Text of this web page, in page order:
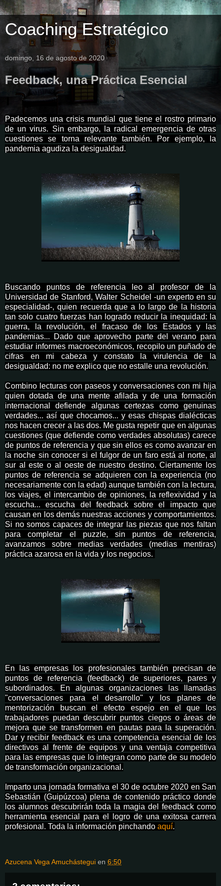
Coaching Estratégico
domingo, 16 de agosto de 2020
Feedback, una Práctica Esencial
Padecemos una crisis mundial que tiene el rostro primario
de un virus. Sin embargo, la radical emergencia de otras
cuestiones se torna relevante también. Por ejemplo, la
pandemia agudiza la desigualdad.
Buscando puntos de referencia leo al profesor de la
Universidad de Stanford, Walter Scheidel -un experto en su
especialidad-, quien recuerda que a lo largo de la historia
tan solo cuatro fuerzas han logrado reducir la inequidad: la
guerra, la revolución, el fracaso de los Estados y las
pandemias... Dado que aprovecho parte del verano para
estudiar informes macroeconómicos, recopilo un puñado de
cifras en mi cabeza y constato la virulencia de la
desigualdad: no me explico que no estalle una revolución.
Combino lecturas con paseos y conversaciones con mi hija
quien dotada de una mente afilada y de una formación
internacional defiende algunas certezas como genuinas
verdades... así que chocamos... y esas chispas dialécticas
nos hacen crecer a las dos. Me gusta repetir que en algunas
cuestiones (que defiende como verdades absolutas) carece
de puntos de referencia y que sin ellos es como avanzar en
la noche sin conocer si el fulgor de un faro está al norte, al
sur al este o al oeste de nuestro destino. Ciertamente los
puntos de referencia se adquieren con la experiencia (no
necesariamente con la edad) aunque también con la lectura,
los viajes, el intercambio de opiniones, la reflexividad y la
escucha... escucha del feedback sobre el impacto que
causan en los demás nuestras acciones y comportamientos.
Si no somos capaces de integrar las piezas que nos faltan
para completar el puzzle, sin puntos de referencia,
avanzamos sobre medias verdades (medias mentiras)
práctica azarosa en la vida y los negocios.
En las empresas los profesionales también precisan de
puntos de referencia (feedback) de superiores, pares y
subordinados. En algunas organizaciones las llamadas
"conversaciones para el desarrollo" y los planes de
mentorización buscan el efecto espejo en el que los
trabajadores puedan descubrir puntos ciegos o áreas de
mejora que se transformen en pautas para la superación.
Dar y recibir feedback es una competencia esencial de los
directivos al frente de equipos y una ventaja competitiva
para las empresas que lo integran como parte de su modelo
de transformación organizacional.
Imparto una jornada formativa el 30 de octubre 2020 en San
Sebastián (Guipúzcoa) plena de contenido práctico donde
los alumnos descubrirán toda la magia del feedback como
herramienta esencial para el logro de una exitosa carrera
profesional. Toda la información pinchando aquí.
Azucena Vega Amuchástegui en 6:50